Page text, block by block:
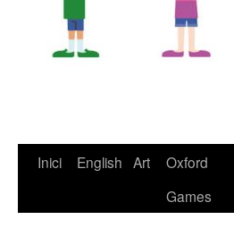
Vés
Inici English Art
Oxford
Games